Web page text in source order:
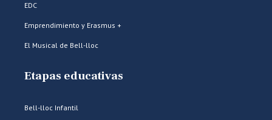
EDC
Emprendimiento y Erasmus +
El Musical de Bell-lloc
Etapas educativas
Bell-lloc Infantil